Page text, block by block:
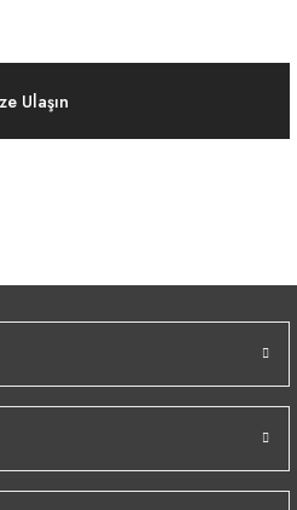
Ulaşın